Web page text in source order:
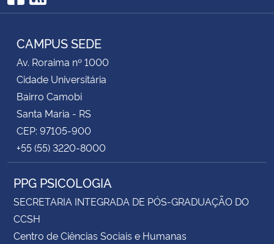
Facebook
RSS
CAMPUS SEDE
Av. Roraima nº 1000
Cidade Universitária
Bairro Camobi
Santa Maria - RS
CEP: 97105-900
+55 (55) 3220-8000
PPG PSICOLOGIA
SECRETARIA INTEGRADA DE PÓS-GRADUAÇÃO DO
CCSH
Centro de Ciências Sociais e Humanas